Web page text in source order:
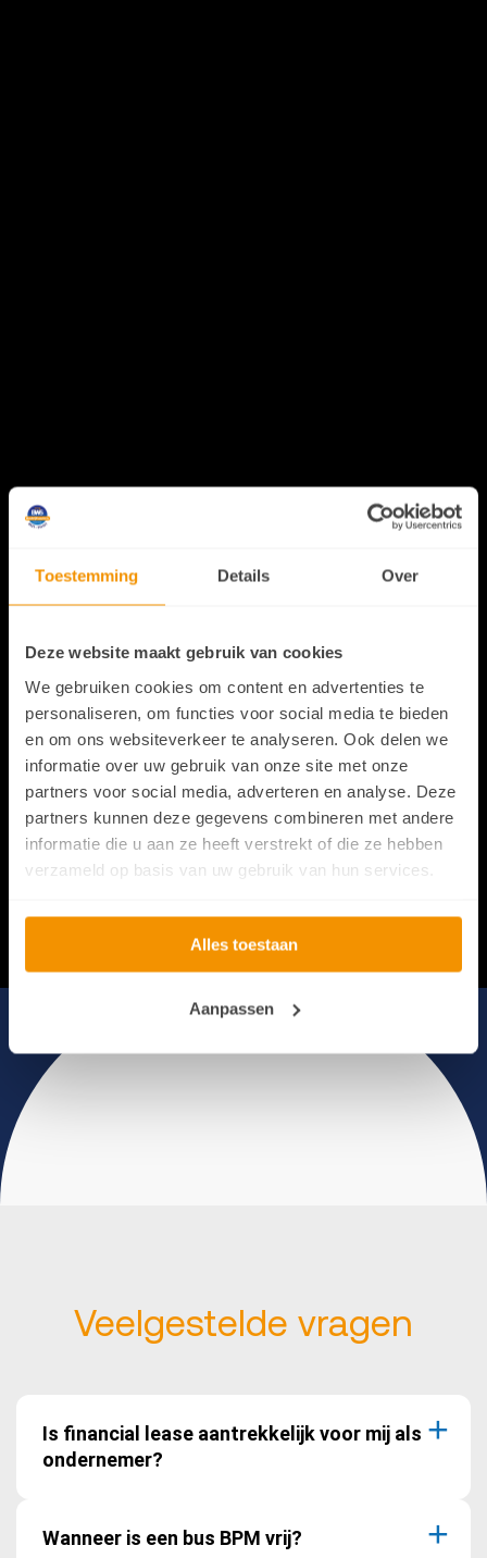
Toestemming Details Over
Deze website maakt gebruik van cookies
We gebruiken cookies om content en advertenties te
personaliseren, om functies voor social media te bieden
en om ons websiteverkeer te analyseren. Ook delen we
informatie over uw gebruik van onze site met onze
partners voor social media, adverteren en analyse. Deze
partners kunnen deze gegevens combineren met andere
informatie die u aan ze heeft verstrekt of die ze hebben
verzameld op basis van uw gebruik van hun services.
Alles toestaan
Aanpassen
Veelgestelde vragen
Is financial lease aantrekkelijk voor mij als
ondernemer?
Wanneer is een bus BPM vrij?